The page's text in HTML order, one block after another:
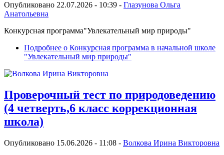
Опубликовано 22.07.2026 - 10:39 - Глазунова Ольга
Анатольевна
Конкурсная программа"Увлекательный мир природы"
Подробнее о Конкурсная программа в начальной школе
"Увлекательный мир природы"
Проверочный тест по природоведению
(4 четверть,6 класс коррекционная
школа)
Опубликовано 15.06.2026 - 11:08 - Волкова Ирина Викторовна